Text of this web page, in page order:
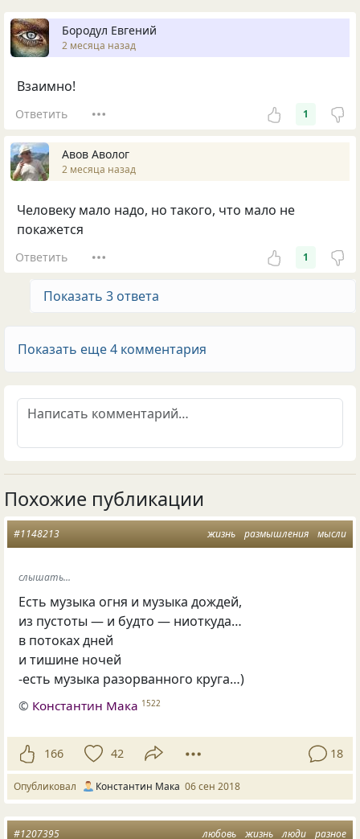
Бородул Евгений
2 месяца назад
Взаимно!
Ответить 1
Авов Аволог
2 месяца назад
Человеку мало надо, но такого, что мало не
покажется
Ответить 1
Показать 3 ответа
Показать еще 4 комментария
Похожие публикации
жизнь размышления мысли
#1148213
слышать...
Есть музыка огня и музыка дождей,
из пустоты — и будто — ниоткуда…
в потоках дней
и тишине ночей
-есть музыка разорванного круга…)
© Константин Мака 1522
166 42 18
Опубликовал Константин Мака 06 сен 2018
любовь жизнь люди разное
#1207395